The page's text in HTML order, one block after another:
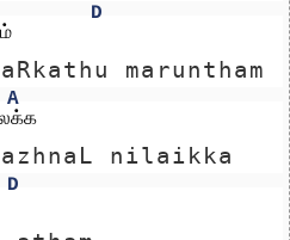
D
maruntham
A
nilaikka
D